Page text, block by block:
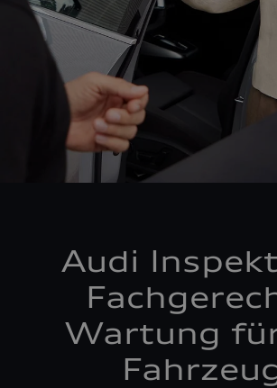
Audi
Wartung